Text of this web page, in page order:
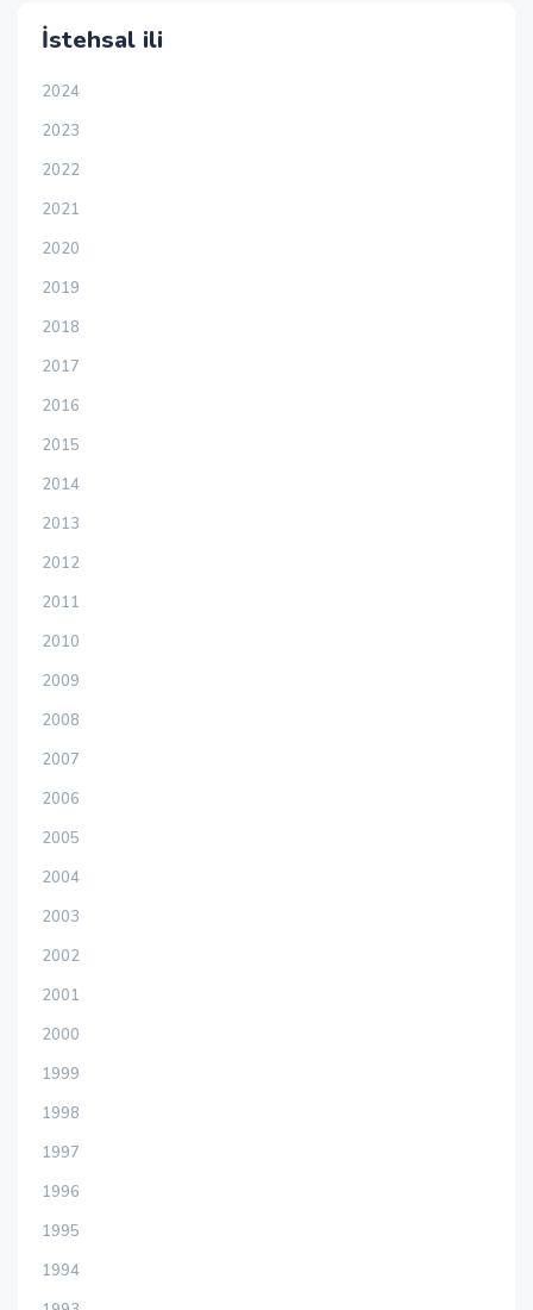
İstehsal ili
2024
2023
2022
2021
2020
2019
2018
2017
2016
2015
2014
2013
2012
2011
2010
2009
2008
2007
2006
2005
2004
2003
2002
2001
2000
1999
1998
1997
1996
1995
1994